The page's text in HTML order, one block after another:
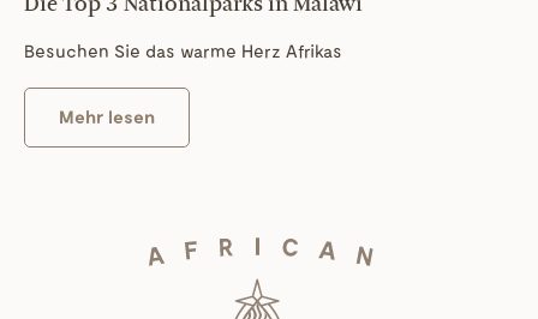
Besuchen Sie das warme Herz Afrikas
Mehr lesen